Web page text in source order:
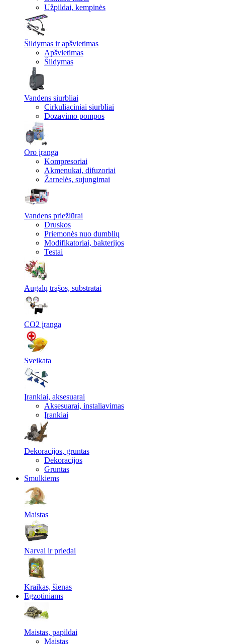
Užpildai, kempinės
Šildymas ir apšvietimas
Apšvietimas
Šildymas
Vandens siurbliai
Cirkuliaciniai siurbliai
Dozavimo pompos
Oro įranga
Kompresoriai
Akmenukai, difuzoriai
Žarnelės, sujungimai
Vandens priežiūrai
Druskos
Priemonės nuo dumblių
Modifikatoriai, bakterijos
Testai
Augalų trąšos, substratai
CO2 įranga
Sveikata
Įrankiai, aksesuarai
Aksesuarai, instaliavimas
Įrankiai
Dekoracijos, gruntas
Dekoracijos
Gruntas
Smulkiems
Maistas
Narvai ir priedai
Kraikas, šienas
Egzotiniams
Maistas, papildai
Maistas